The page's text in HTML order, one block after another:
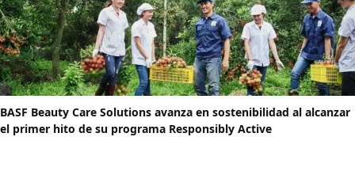
BASF Beauty Care Solutions avanza en sostenibilidad al alcanzar
el primer hito de su programa Responsibly Active